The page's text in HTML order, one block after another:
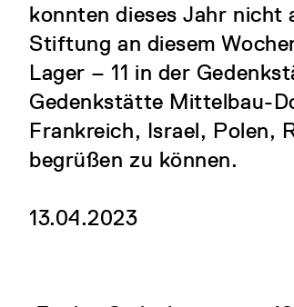
konnten dieses Jahr nicht
Stiftung an diesem
Lager – 11 in der
Gedenkstätte Mittelbau-
Frankreich, Israel, Polen,
begrüßen zu können.
13.04.2023